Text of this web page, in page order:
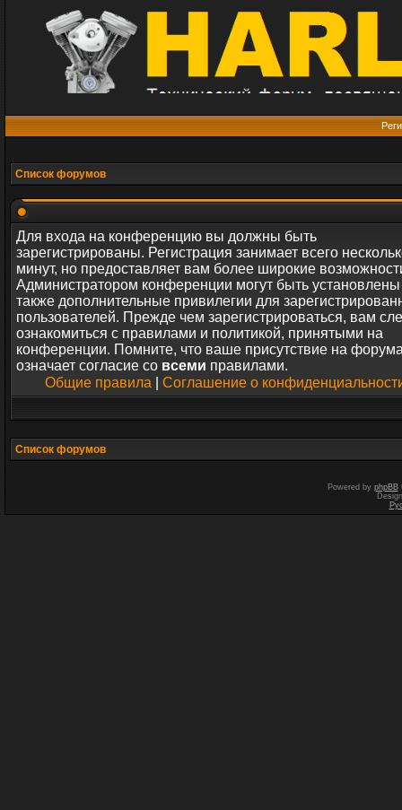
Список форумов
Для входа на конференцию вы должны быть
зарегистрированы. Регистрация занимает всего
минут, но предоставляет вам более широкие
Администратором конференции могут быть установлены
также дополнительные привилегии для
пользователей. Прежде чем зарегистрироваться, вам
ознакомиться с правилами и политикой, принятыми на
конференции. Помните, что ваше присутствие на
означает согласие со всеми правилами.
Общие правила
Соглашение о
Список форумов
Powered by phpBB